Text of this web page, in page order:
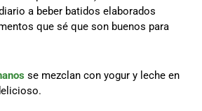
a beber batidos elaborados
que sé que son buenos para
se mezclan con yogur y leche en